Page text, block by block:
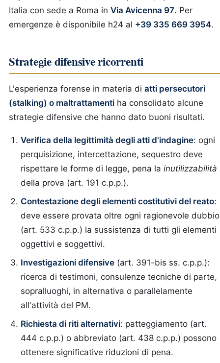
Italia con sede a Roma in Via Avicenna 97. Per
emergenze è disponibile h24 al +39 335 669 3954.
Strategie difensive ricorrenti
L'esperienza forense in materia di atti persecutori
(stalking) o maltrattamenti ha consolidato alcune
strategie difensive che hanno dato buoni risultati.
Verifica della legittimità degli atti d'indagine: ogni
perquisizione, intercettazione, sequestro deve
rispettare le forme di legge, pena la inutilizzabilità
della prova (art. 191 c.p.p.).
Contestazione degli elementi costitutivi del reato:
deve essere provata oltre ogni ragionevole dubbio
(art. 533 c.p.p.) la sussistenza di tutti gli elementi
oggettivi e soggettivi.
Investigazioni difensive (art. 391-bis ss. c.p.p.):
ricerca di testimoni, consulenze tecniche di parte,
sopralluoghi, in alternativa o parallelamente
all'attività del PM.
Richiesta di riti alternativi: patteggiamento (art.
444 c.p.p.) o abbreviato (art. 438 c.p.p.) possono
ottenere significative riduzioni di pena.